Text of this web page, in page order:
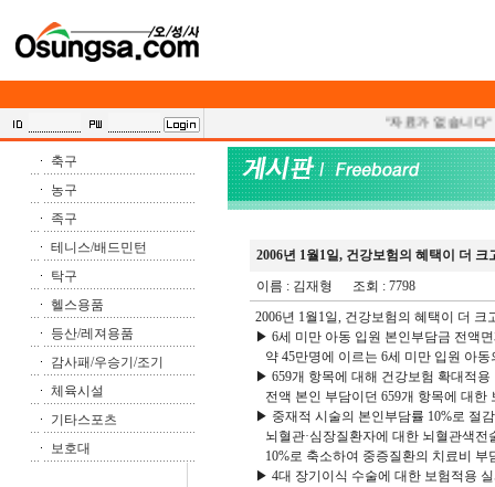
"자료가 없습니다"
축구
농구
족구
테니스/배드민턴
탁구
헬스용품
등산/레져용품
감사패/우승기/조기
체육시설
기타스포츠
보호대
2006년 1월1일, 건강보험의 혜택이 더 크
이름 : 김재형 조회 : 7798
2006년 1월1일, 건강보험의 혜택이 더 크
▶ 6세 미만 아동 입원 본인부담금 전액
약 45만명에 이르는 6세 미만 입원 아
▶ 659개 항목에 대해 건강보험 확대적용
전액 본인 부담이던 659개 항목에 대한
▶ 중재적 시술의 본인부담률 10%로 절감
뇌혈관·심장질환자에 대한 뇌혈관색전
10%로 축소하여 중증질환의 치료비 부
▶ 4대 장기이식 수술에 대한 보험적용